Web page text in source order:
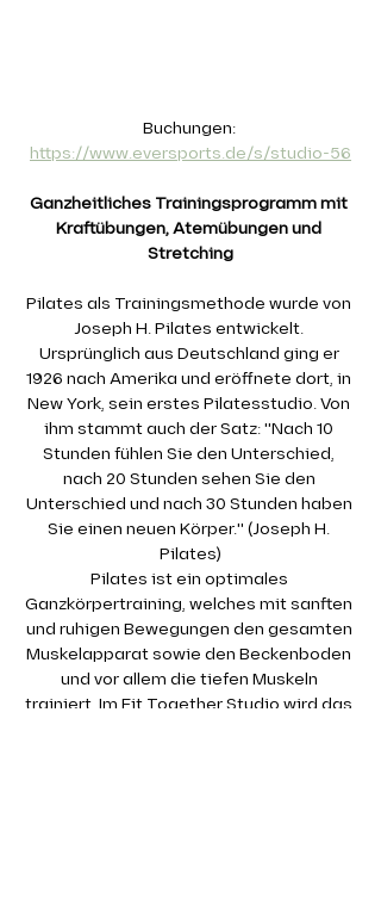
Buchungen:
https://www.eversports.de/s/studio-56
Ganzheitliches Trainingsprogramm mit
Kraftübungen, Atemübungen und
Stretching
Pilates als Trainingsmethode wurde von
Joseph H. Pilates entwickelt.
Ursprünglich aus Deutschland ging er
1926 nach Amerika und eröffnete dort, in
New York, sein erstes Pilatesstudio. Von
ihm stammt auch der Satz: "Nach 10
Stunden fühlen Sie den Unterschied,
nach 20 Stunden sehen Sie den
Unterschied und nach 30 Stunden haben
Sie einen neuen Körper." (Joseph H.
Pilates)
Pilates ist ein optimales
Ganzkörpertraining, welches mit sanften
und ruhigen Bewegungen den gesamten
Muskelapparat sowie den Beckenboden
und vor allem die tiefen Muskeln
trainiert. Im Fit Together Studio wird das